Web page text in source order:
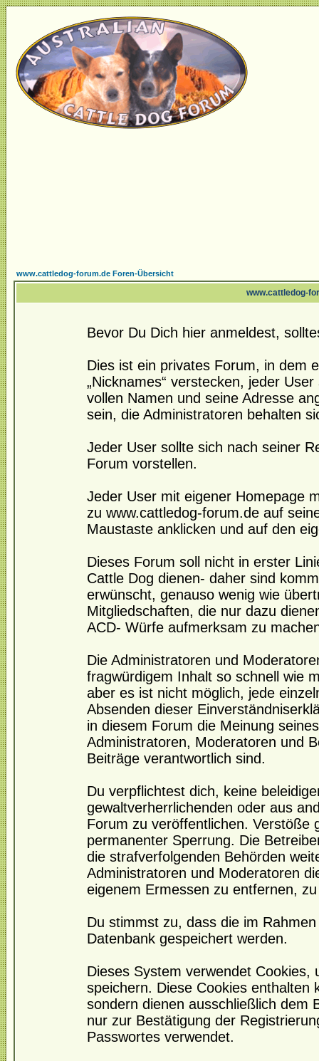
www.cattledog-forum.de Foren-Übersicht
www.cattledog-
Bevor Du Dich hier anmeldest,
Dies ist ein privates Forum, in dem
„Nicknames“ verstecken, jeder
vollen Namen und seine Adresse
sein, die Administratoren behalten
Jeder User sollte sich nach seiner
Forum vorstellen.
Jeder User mit eigener Homepage
zu www.cattledog-forum.de auf
Maustaste anklicken und auf den
Dieses Forum soll nicht in erster
Cattle Dog dienen- daher sind
erwünscht, genauso wenig wie
Mitgliedschaften, die nur dazu
ACD- Würfe aufmerksam zu
Die Administratoren und
fragwürdigem Inhalt so schnell wie
aber es ist nicht möglich, jede
Absenden dieser
in diesem Forum die Meinung
Administratoren, Moderatoren und
Beiträge verantwortlich sind.
Du verpflichtest dich, keine
gewaltverherrlichenden oder aus
Forum zu veröffentlichen. Verstöße
permanenter Sperrung. Die
die strafverfolgenden Behörden
Administratoren und Moderatoren
eigenem Ermessen zu entfernen,
Du stimmst zu, dass die im
Datenbank gespeichert werden.
Dieses System verwendet
speichern. Diese Cookies enthalten
sondern dienen ausschließlich dem
nur zur Bestätigung der
Passwortes verwendet.